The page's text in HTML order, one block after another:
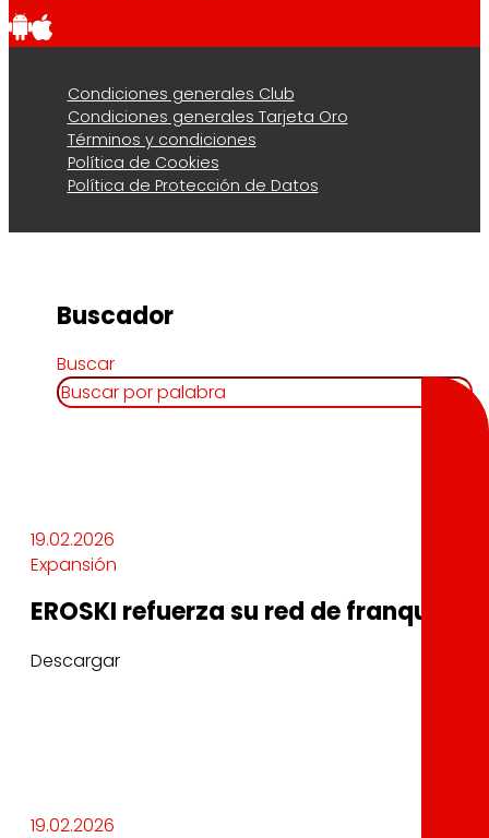
Condiciones generales Club
Condiciones generales Tarjeta Oro
Términos y condiciones
Política de Cookies
Política de Protección de Datos
Buscador
Buscar
19.02.2026
Expansión
EROSKI refuerza su red de
Descargar
19.02.2026